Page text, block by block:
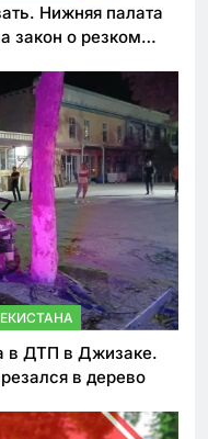
Нижняя палата
закон о резком
в ДТП в Джизаке.
в дерево